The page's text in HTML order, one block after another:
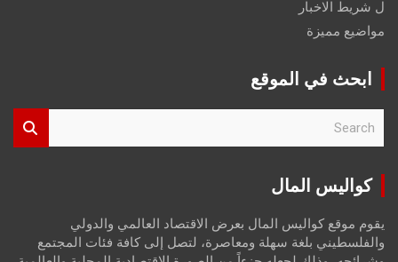
ل شريط الاخبار
مواضيع مميزة
ابحث في الموقع
r
كواليس المال
يقوم موقع كواليس المال بعرض الاقتصاد العالمي والدولي
والفلسطيني بلغة سهلة ومعاصرة، لتصل إلى كافة فئات المجتمع